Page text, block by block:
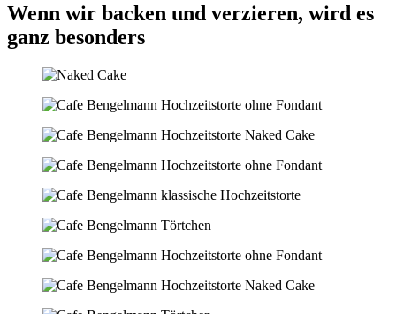
Wenn wir backen und verzieren, wird es
ganz besonders